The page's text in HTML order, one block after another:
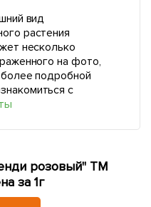
вид
растения
несколько
на фото,
подробной
с
розовый" ТМ
за 1г